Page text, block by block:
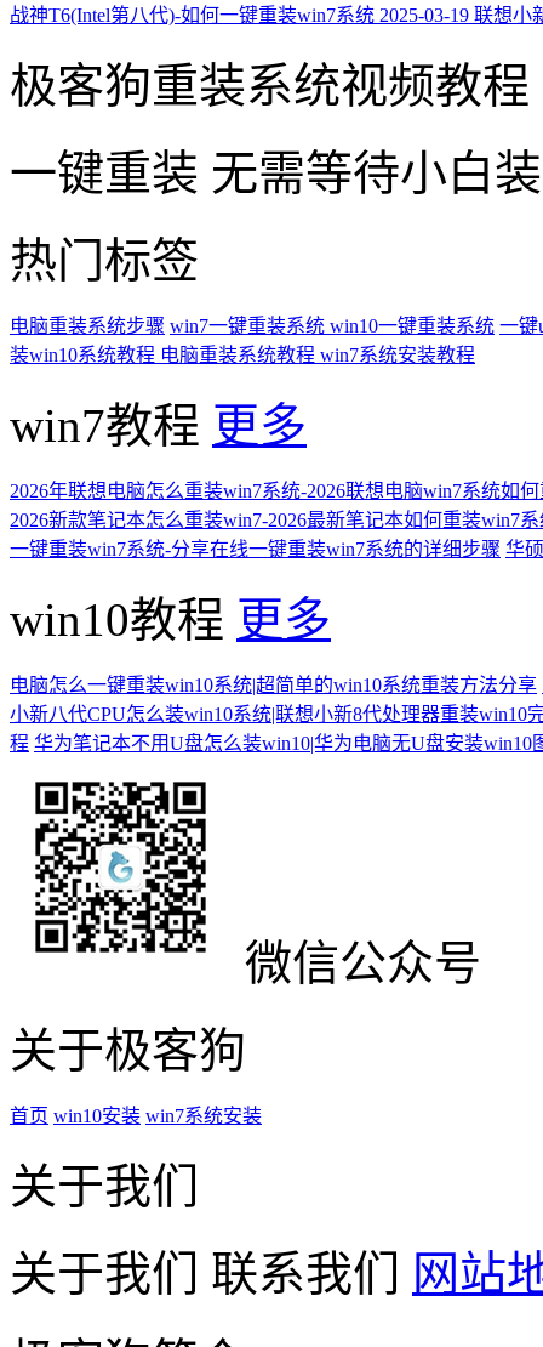
战神T6(Intel第八代)-如何一键重装win7系统 2025-03-19 联想小
极客狗重装系统视频教程
一键重装 无需等待小白
热门标签
电脑重装系统步骤 win7一键重装系统 win10一键重装系统 一键
装win10系统教程 电脑重装系统教程 win7系统安装教程
win7教程 更多
2026年联想电脑怎么重装win7系统-2026联想电脑win7系统如
2026新款笔记本怎么重装win7-2026最新笔记本如何重装win7
一键重装win7系统-分享在线一键重装win7系统的详细步骤 华
win10教程 更多
电脑怎么一键重装win10系统|超简单的win10系统重装方法分享
小新八代CPU怎么装win10系统|联想小新8代处理器重装win10
程 华为笔记本不用U盘怎么装win10|华为电脑无U盘安装win10
微信公众号
关于极客狗
首页 win10安装 win7系统安装
关于我们
关于我们
联系我们
网站